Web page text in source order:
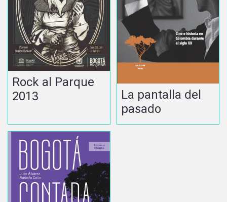
Rock al Parque
2013
La pantalla del
pasado